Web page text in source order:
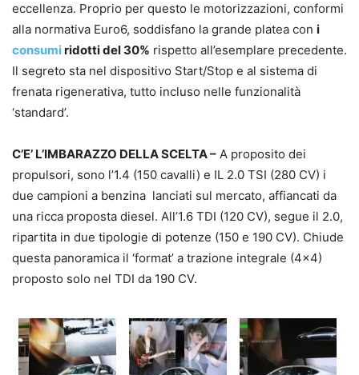
eccellenza. Proprio per questo le motorizzazioni, conformi
alla normativa Euro6, soddisfano la grande platea con i
consumiridotti del 30% rispetto all’esemplare precedente.
Il segreto sta nel dispositivo Start/Stop e al sistema di
frenata rigenerativa, tutto incluso nelle funzionalità
‘standard’.
C’E’ L’IMBARAZZO DELLA SCELTA – A proposito dei
propulsori, sono l’1.4 (150 cavalli) e IL 2.0 TSI (280 CV) i
due campioni a benzina lanciati sul mercato, affiancati da
una ricca proposta diesel. All’1.6 TDI (120 CV), segue il 2.0,
ripartita in due tipologie di potenze (150 e 190 CV). Chiude
questa panoramica il ‘format’ a trazione integrale (4×4)
proposto solo nel TDI da 190 CV.